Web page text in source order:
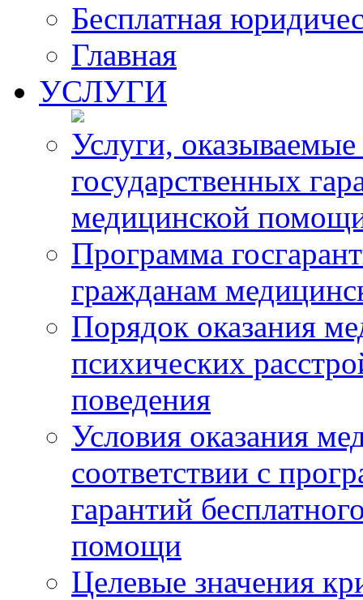
Бесплатная
Главная
УСЛУГИ
Услуги,
государственных
медицинской
Программа
гражданам
Порядок оказания
психических
поведения
Условия оказания
соответствии с
гарантий
помощи
Целевые значения